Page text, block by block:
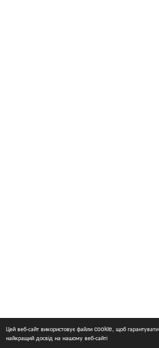
Цей веб-сайт використовує файли cookie, щоб гарантувати
найкращий досвід на нашому веб-сайті